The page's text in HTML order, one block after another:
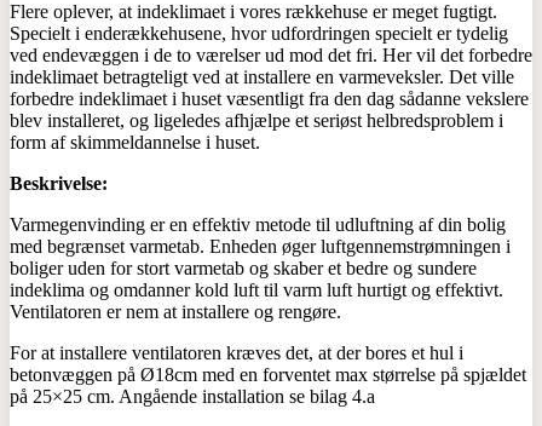
Flere oplever, at indeklimaet i vores rækkehuse er meget fugtigt.
Specielt i enderækkehusene, hvor udfordringen specielt er tydelig
ved endevæggen i de to værelser ud mod det fri. Her vil det forbedre
indeklimaet betragteligt ved at installere en varmeveksler. Det ville
forbedre indeklimaet i huset væsentligt fra den dag sådanne vekslere
blev installeret, og ligeledes afhjælpe et seriøst helbredsproblem i
form af skimmeldannelse i huset.
Beskrivelse:
Varmegenvinding er en effektiv metode til udluftning af din bolig
med begrænset varmetab. Enheden øger luftgennemstrømningen i
boliger uden for stort varmetab og skaber et bedre og sundere
indeklima og omdanner kold luft til varm luft hurtigt og effektivt.
Ventilatoren er nem at installere og rengøre.
For at installere ventilatoren kræves det, at der bores et hul i
betonvæggen på Ø18cm med en forventet max størrelse på spjældet
på 25×25 cm. Angående installation se bilag 4.a